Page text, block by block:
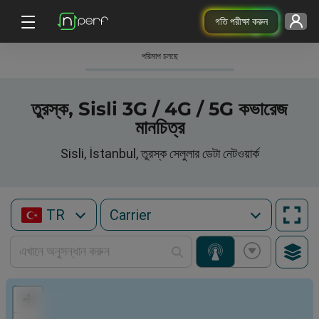
গতি পরীক্ষা করুন
পরিমাপ চলছে
তুরস্ক, Sisli 3G / 4G / 5G কভারেজ
মানচিত্র
Sisli, İstanbul, তুরস্ক সেলুলার ডেটা নেটওয়ার্ক
TR